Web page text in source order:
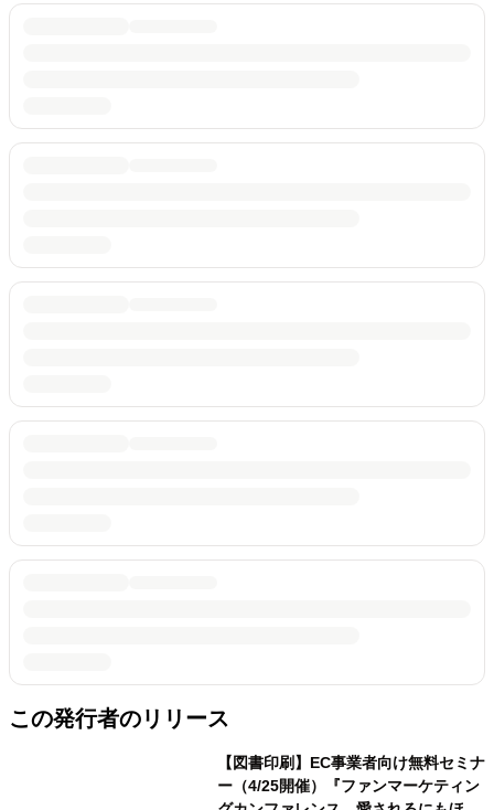
この発行者のリリース
【図書印刷】EC事業者向け無料セミナ
ー（4/25開催）『ファンマーケティン